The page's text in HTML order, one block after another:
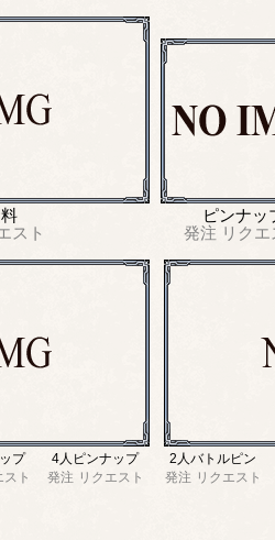
スト
ピンナッ
発注 リク
プ
スト
4人ピンナップ
発注 リクエスト
2人バトルピン
発注 リクエスト